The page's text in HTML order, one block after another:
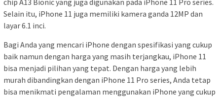
chip A13 Bionic yang juga digunakan pada iPhone 11 Pro series.
Selain itu, iPhone 11 juga memiliki kamera ganda 12MP dan
layar 6.1 inci.
Bagi Anda yang mencari iPhone dengan spesifikasi yang cukup
baik namun dengan harga yang masih terjangkau, iPhone 11
bisa menjadi pilihan yang tepat. Dengan harga yang lebih
murah dibandingkan dengan iPhone 11 Pro series, Anda tetap
bisa menikmati pengalaman menggunakan iPhone yang cukup